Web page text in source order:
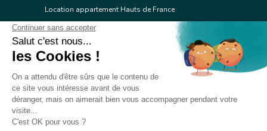
Location appartement Hauts de France
Location appartement Ile de France
Location appartement Centre Val de Loire
Location appartement Occitanie
Location appartement Provence Alpes Côte d'Azur
Location appartement Corse